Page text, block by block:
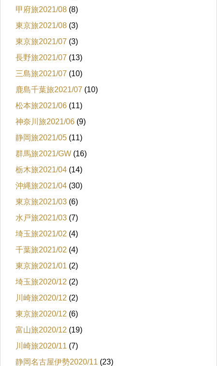
甲府旅2021/08 (8)
東京旅2021/08 (3)
東京旅2021/07 (3)
長野旅2021/07 (13)
三島旅2021/07 (10)
鹿島千葉旅2021/07 (10)
松本旅2021/06 (11)
神奈川旅2021/06 (9)
静岡旅2021/05 (11)
群馬旅2021/GW (16)
栃木旅2021/04 (14)
沖縄旅2021/04 (30)
東京旅2021/03 (6)
水戸旅2021/03 (7)
埼玉旅2021/02 (4)
千葉旅2021/02 (4)
東京旅2021/01 (2)
埼玉旅2020/12 (2)
川崎旅2020/12 (2)
東京旅2020/12 (6)
富山旅2020/12 (19)
川崎旅2020/11 (7)
静岡名古屋伊勢2020/11 (23)